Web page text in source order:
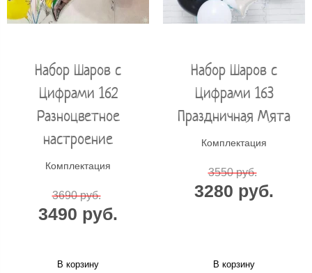
Набор Шаров с
Цифрами 162
Разноцветное
настроение
Комплектация
3690 руб.
3490 руб.
В корзину
Набор Шаров с
Цифрами 163
Праздничная Мята
Комплектация
3550 руб.
3280 руб.
В корзину